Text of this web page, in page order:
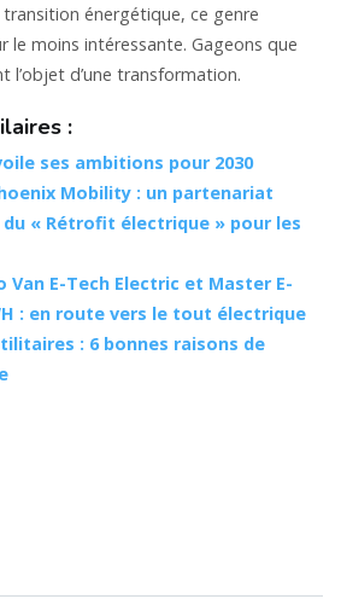
énergétique, ce genre
le moins intéressante. Gageons que
l’objet d’une transformation.
:
ses ambitions pour 2030
Mobility : un partenariat
« Rétrofit électrique » pour les
Van E-Tech Electric et Master E-
: en route vers le tout électrique
: 6 bonnes raisons de